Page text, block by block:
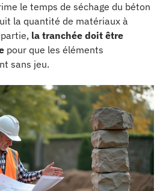
le temps de séchage du béton
la quantité de matériaux à
la tranchée doit être
pour que les éléments
sans jeu.